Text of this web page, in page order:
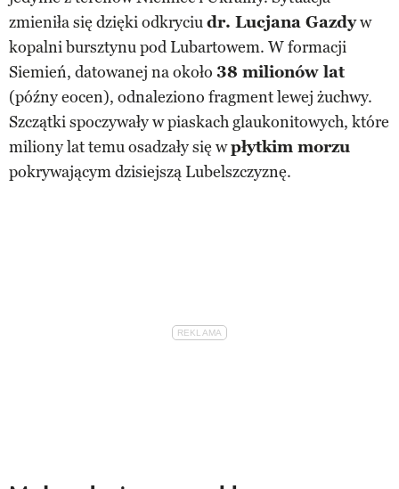
zmieniła się dzięki odkryciudr. Lucjana Gazdyw
kopalni bursztynu pod Lubartowem. W formacji
Siemień, datowanej na około 38 milionów lat
(późny eocen), odnaleziono fragment lewej żuchwy.
Szczątki spoczywały w piaskach glaukonitowych, które
miliony lat temu osadzały się wpłytkim morzu
pokrywającym dzisiejszą Lubelszczyznę.